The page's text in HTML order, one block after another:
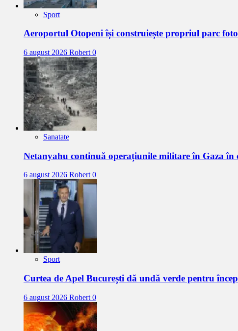
Sport
Aeroportul Otopeni își construiește propriul parc
6 august 2026 Robert 0
Sanatate
Netanyahu continuă operațiunile militare în Gaza
6 august 2026 Robert0
Sport
Curtea de Apel București dă undă verde pentru
6 august 2026 Robert 0